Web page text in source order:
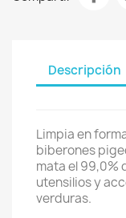
Descripción
Limpia en
biberones
mata el 99,0%
utensilios y
verduras.